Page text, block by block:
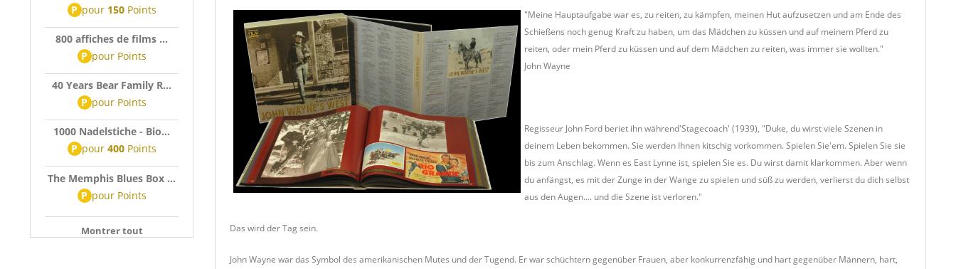
P pour 150Points
800 affiches de films ...
P pour Points
40 Years Bear Family R...
P pour Points
1000 Nadelstiche - Bio...
P pour 400Points
The Memphis Blues Box ...
P pour Points
Montrer tout
"Meine Hauptaufgabe war es, zu reiten, zu kämpfen, meinen Hut aufzusetzen und am Ende des
Schießens noch genug Kraft zu haben, um das Mädchen zu küssen und auf meinem Pferd zu
reiten, oder mein Pferd zu küssen und auf dem Mädchen zu reiten, was immer sie wollten."
John Wayne
Regisseur John Ford beriet ihn während'Stagecoach' (1939), "Duke, du wirst viele Szenen in
deinem Leben bekommen. Sie werden Ihnen kitschig vorkommen. Spielen Sie'em. Spielen Sie sie
bis zum Anschlag. Wenn es East Lynne ist, spielen Sie es. Du wirst damit klarkommen. Aber wenn
du anfängst, es mit der Zunge in der Wange zu spielen und süß zu werden, verlierst du dich selbst
aus den Augen.... und die Szene ist verloren."
Das wird der Tag sein.
John Wayne war das Symbol des amerikanischen Mutes und der Tugend. Er war schüchtern gegenüber Frauen, aber konkurrenzfähig und hart gegenüber Männern, hart,